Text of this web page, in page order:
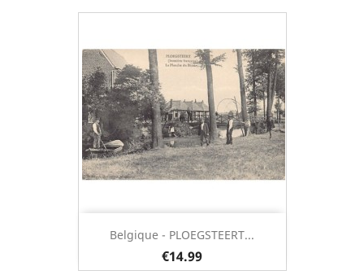
Belgique - PLOEGSTEERT...
€14.99